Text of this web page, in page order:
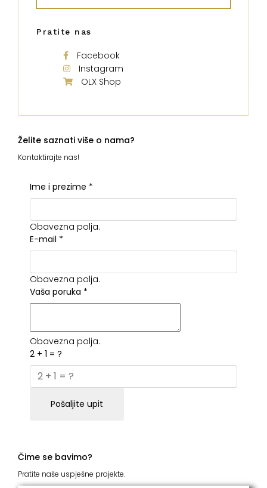
Pratite nas
Facebook
Instagram
OLX Shop
Želite saznati više o nama?
Kontaktirajte nas!
Ime i prezime *
Obavezna polja.
E-mail *
Obavezna polja.
Vaša poruka *
Obavezna polja.
2 + 1 = ?
Pošaljite upit
Čime se bavimo?
Pratite naše uspješne projekte.